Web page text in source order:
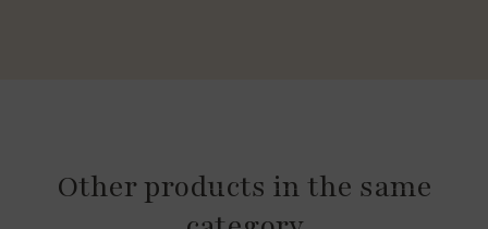
Other products in the same